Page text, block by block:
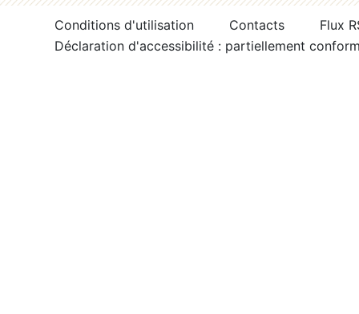
Conditions d'utilisation Contacts
Flux
Déclaration d'accessibilité : partiellement